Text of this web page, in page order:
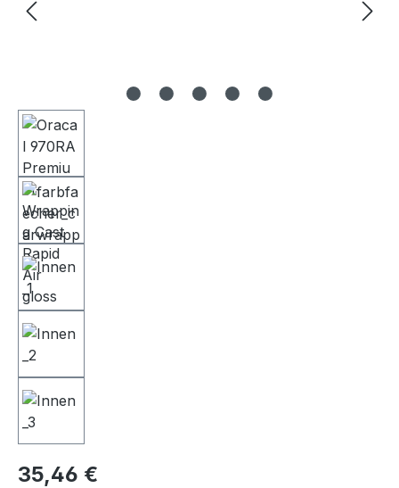
Regulärer Preis:
35,46 €